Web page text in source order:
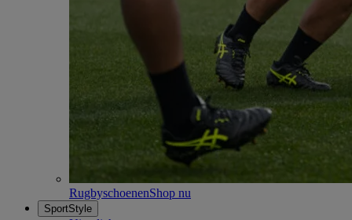
RugbyschoenenShop nu
SportStyle